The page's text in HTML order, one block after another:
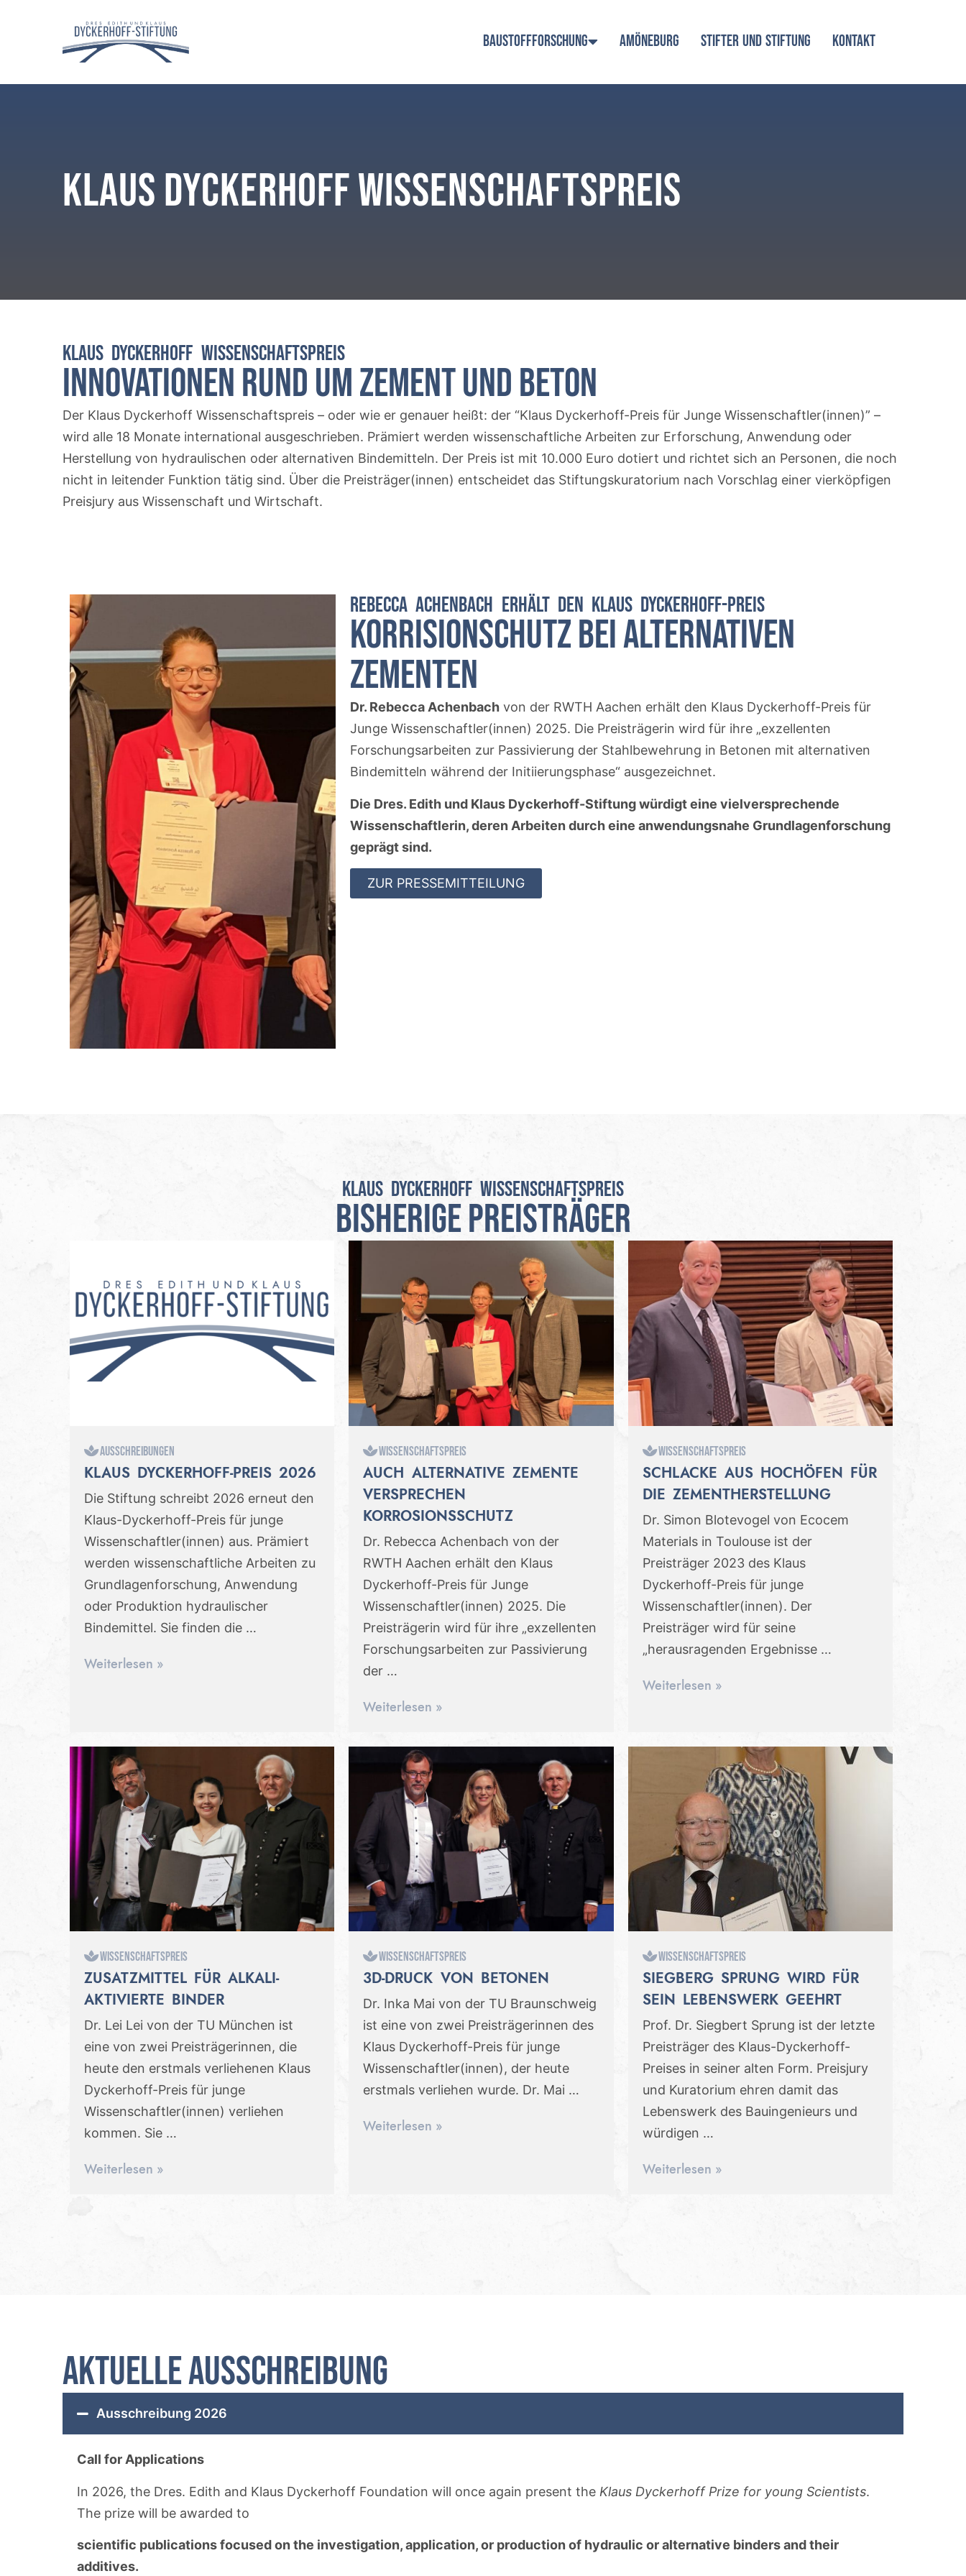
BAUSTOFFFORSCHUNG AMÖNEBURG STIFTER UND STIFTUNG KONTAKT
Klaus Dyckerhoff Wissenschaftspreis
KLAUS DYCKERHOFF WISSENSCHAFTSPREIS
Innovationen Rund Um Zement Und Beton
Der Klaus Dyckerhoff Wissenschaftspreis – oder wie er genauer heißt: der “Klaus Dyckerhoff-Preis für Junge Wissenschaftler(innen)” –
wird alle 18 Monate international ausgeschrieben. Prämiert werden wissenschaftliche Arbeiten zur Erforschung, Anwendung oder
Herstellung von hydraulischen oder alternativen Bindemitteln. Der Preis ist mit 10.000 Euro dotiert und richtet sich an Personen, die noch
nicht in leitender Funktion tätig sind. Über die Preisträger(innen) entscheidet das Stiftungskuratorium nach Vorschlag einer vierköpfigen
Preisjury aus Wissenschaft und Wirtschaft.
REBECCA ACHENBACH ERHÄLT DEN KLAUS DYCKERHOFF-PREIS
Korrisionschutz Bei Alternativen
Zementen
Dr. Rebecca Achenbachvon der RWTH Aachen erhält den Klaus Dyckerhoff-Preis für
Junge Wissenschaftler(innen) 2025. Die Preisträgerin wird für ihre „exzellenten
Forschungsarbeiten zur Passivierung der Stahlbewehrung in Betonen mit alternativen
Bindemitteln während der Initiierungsphase“ ausgezeichnet.
Die Dres. Edith und Klaus Dyckerhoff-Stiftung würdigt eine vielversprechende
Wissenschaftlerin, deren Arbeiten durch eine anwendungsnahe Grundlagenforschung
geprägt sind.
ZUR PRESSEMITTEILUNG
KLAUS DYCKERHOFF WISSENSCHAFTSPREIS
Bisherige Preisträger
Ausschreibungen
KLAUS DYCKERHOFF-PREIS 2026
Die Stiftung schreibt 2026 erneut den
Klaus-Dyckerhoff-Preis für junge
Wissenschaftler(innen) aus. Prämiert
werden wissenschaftliche Arbeiten zu
Grundlagenforschung, Anwendung
oder Produktion hydraulischer
Bindemittel. Sie finden die …
Weiterlesen »
Wissenschaftspreis
AUCH ALTERNATIVE ZEMENTE
VERSPRECHEN
KORROSIONSSCHUTZ
Dr. Rebecca Achenbach von der
RWTH Aachen erhält den Klaus
Dyckerhoff-Preis für Junge
Wissenschaftler(innen) 2025. Die
Preisträgerin wird für ihre „exzellenten
Forschungsarbeiten zur Passivierung
der …
Weiterlesen »
Wissenschaftspreis
SCHLACKE AUS HOCHÖFEN FÜR
DIE ZEMENTHERSTELLUNG
Dr. Simon Blotevogel von Ecocem
Materials in Toulouse ist der
Preisträger 2023 des Klaus
Dyckerhoff-Preis für junge
Wissenschaftler(innen). Der
Preisträger wird für seine
„herausragenden Ergebnisse …
Weiterlesen »
Wissenschaftspreis
ZUSATZMITTEL FÜR ALKALI-
AKTIVIERTE BINDER
Dr. Lei Lei von der TU München ist
eine von zwei Preisträgerinnen, die
heute den erstmals verliehenen Klaus
Dyckerhoff-Preis für junge
Wissenschaftler(innen) verliehen
kommen. Sie …
Weiterlesen »
Wissenschaftspreis
3D-DRUCK VON BETONEN
Dr. Inka Mai von der TU Braunschweig
ist eine von zwei Preisträgerinnen des
Klaus Dyckerhoff-Preis für junge
Wissenschaftler(innen), der heute
erstmals verliehen wurde. Dr. Mai …
Weiterlesen »
Wissenschaftspreis
SIEGBERG SPRUNG WIRD FÜR
SEIN LEBENSWERK GEEHRT
Prof. Dr. Siegbert Sprung ist der letzte
Preisträger des Klaus-Dyckerhoff-
Preises in seiner alten Form. Preisjury
und Kuratorium ehren damit das
Lebenswerk des Bauingenieurs und
würdigen …
Weiterlesen »
Aktuelle Ausschreibung
Ausschreibung 2026
Call for Applications
In 2026, the Dres. Edith and Klaus Dyckerhoff Foundation will once again present the Klaus Dyckerhoff Prize for young Scientists.
The prize will be awarded to
scientific publications focused on the investigation, application, or production of hydraulic or alternative binders and their
additives.